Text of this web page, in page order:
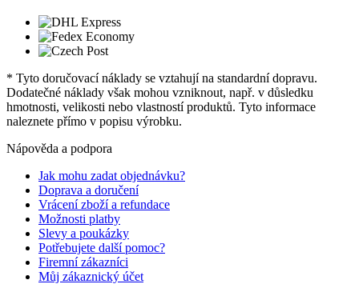
* Tyto doručovací náklady se vztahují na standardní dopravu.
Dodatečné náklady však mohou vzniknout, např. v důsledku
hmotnosti, velikosti nebo vlastností produktů. Tyto informace
naleznete přímo v popisu výrobku.
Nápověda a podpora
Jak mohu zadat objednávku?
Doprava a doručení
Vrácení zboží a refundace
Možnosti platby
Slevy a poukázky
Potřebujete další pomoc?
Firemní zákazníci
Můj zákaznický účet